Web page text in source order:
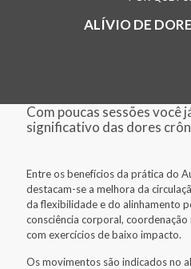
ALÍVIO DE
Com poucas sessões você
significativo das dores
Entre os benefícios da prática do
destacam-se a melhora da
da flexibilidade e do alinhamento
consciência corporal,
com exercícios de baixo impacto.
Os movimentos são indicados no